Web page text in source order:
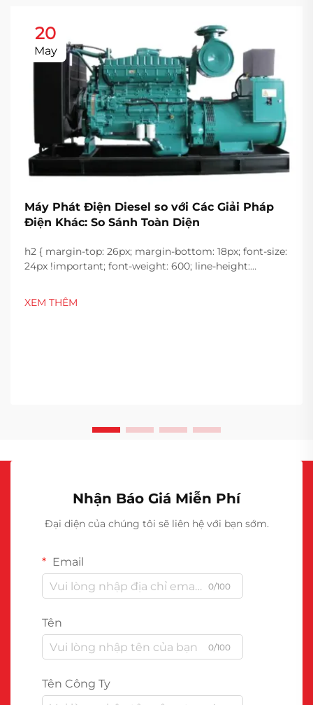
20
May
Máy Phát Điện Diesel so với Các Giải Pháp
Điện Khác: So Sánh Toàn Diện
h2 { margin-top: 26px; margin-bottom: 18px; font-size:
24px !important; font-weight: 600; line-height:
font-size: 20px !important; font-weight: 600; line-
XEM THÊM
Nhận Báo Giá Miễn Phí
Đại diện của chúng tôi sẽ liên hệ với bạn sớm.
Email
0/100
Tên
0/100
Tên Công Ty